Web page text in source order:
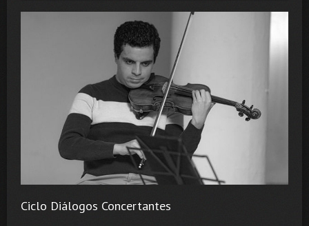
Ciclo Diálogos Concertantes